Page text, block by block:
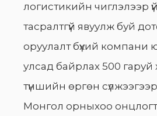
логистикийн чиглэлээр
тасралтгүй явуулж буй
оруулалт бүхий компани
улсад байрлах 500 гаруй
түншийн өргөн
Монгол орныхоо